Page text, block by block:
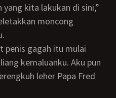
kita lakukan di sini,”
moncong
kemaluanku. Aku pun
leher Papa Fred